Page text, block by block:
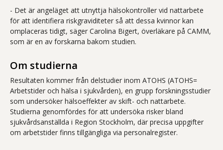
- Det är angeläget att utnyttja hälsokontroller vid nattarbete
för att identifiera riskgraviditeter så att dessa kvinnor kan
omplaceras tidigt, säger Carolina Bigert, överläkare på CAMM,
som är en av forskarna bakom studien.
Om studierna
Resultaten kommer från delstudier inom ATOHS (ATOHS=
Arbetstider och hälsa i sjukvården), en grupp forskningsstudier
som undersöker hälsoeffekter av skift- och nattarbete.
Studierna genomfördes för att undersöka risker bland
sjukvårdsanställda i Region Stockholm, där precisa uppgifter
om arbetstider finns tillgängliga via personalregister.